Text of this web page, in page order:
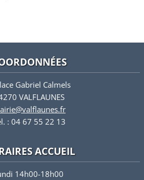
Gabriel Calmels
VALFLAUNES
: 04 67 55 22 13
ACCUEIL
14h00-18h00